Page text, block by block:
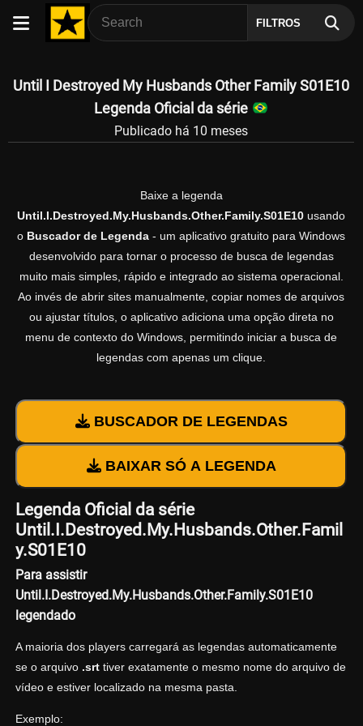
FILTROS
Until I Destroyed My Husbands Other Family S01E10
Legenda Oficial da série
Publicado há 10 meses
Baixe a legenda
Until.I.Destroyed.My.Husbands.Other.Family.S01E10 usando
o Buscador de Legenda - um aplicativo gratuito para Windows
desenvolvido para tornar o processo de busca de legendas
muito mais simples, rápido e integrado ao sistema operacional.
Ao invés de abrir sites manualmente, copiar nomes de arquivos
ou ajustar títulos, o aplicativo adiciona uma opção direta no
menu de contexto do Windows, permitindo iniciar a busca de
legendas com apenas um clique.
BUSCADOR DE LEGENDAS
BAIXAR SÓ A LEGENDA
Legenda Oficial da série
Until.I.Destroyed.My.Husbands.Other.Famil
y.S01E10
Para assistir
Until.I.Destroyed.My.Husbands.Other.Family.S01E10
legendado
A maioria dos players carregará as legendas automaticamente
se o arquivo .srttiver exatamente o mesmo nome do arquivo de
vídeo e estiver localizado na mesma pasta.
Exemplo: